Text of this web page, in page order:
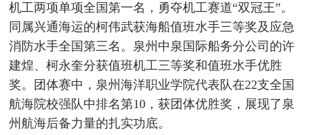
机工两项单项全国第一名，勇夺机工赛道“双冠王”。
同属兴通海运的柯伟武获海船值班水手三等奖及应急
消防水手全国第三名。泉州中泉国际船务分公司的许
建煌、柯永奎分获值班机工三等奖和值班水手优胜
奖。团体赛中，泉州海洋职业学院代表队在22支全国
航海院校强队中排名第10，获团体优胜奖，展现了泉
州航海后备力量的扎实功底。